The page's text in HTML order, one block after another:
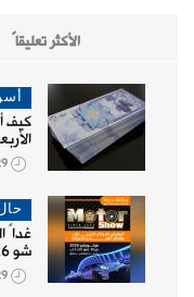
الأكثر تعليقاً
كيف
29
غداً
شو 2026"
29